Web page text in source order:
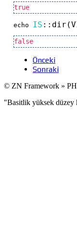
true
echo IS ::
false
Önceki
Sonraki
© ZN Framework »
"Basitlik yüksek düzey